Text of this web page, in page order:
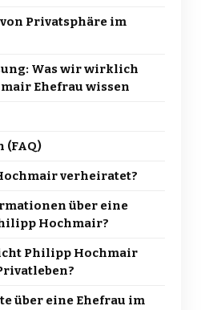
Privatsphäre im
Was wir wirklich
Ehefrau wissen
(FAQ)
verheiratet?
über eine
Hochmair?
Philipp Hochmair
über eine Ehefrau im